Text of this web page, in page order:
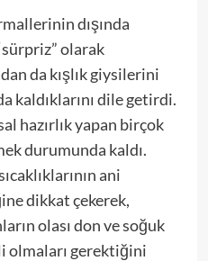
dışında
olarak
da kışlık giysilerini
kaldıklarını dile getirdi.
hazırlık yapan birçok
durumunda kaldı.
ani
dikkat çekerek,
olası don ve soğuk
olmaları gerektiğini